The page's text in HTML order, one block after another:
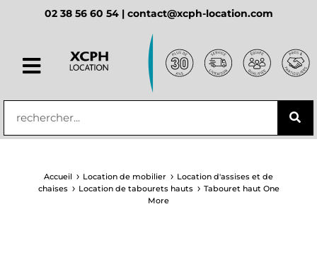
principal02 38 56 60 54 | contact@xcph-location.com
Accueil Location de mobilier
Location d'assises et de
chaises
Location de tabourets hauts
Tabouret haut One
More